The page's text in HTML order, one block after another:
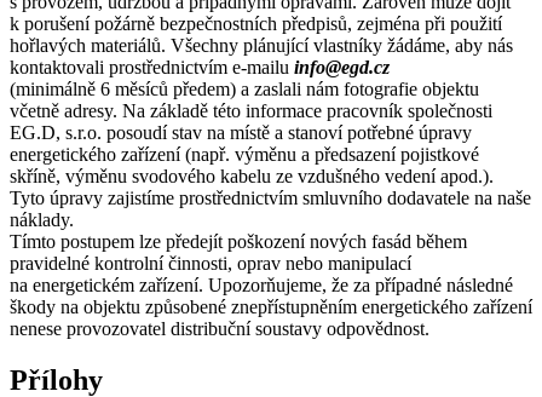
k porušení požárně bezpečnostních předpisů, zejména při použití
hořlavých materiálů. Všechny plánující vlastníky žádáme, aby nás
kontaktovali prostřednictvím e-mailu info@egd.cz
(minimálně 6 měsíců předem) a zaslali nám fotografie objektu
včetně adresy. Na základě této informace pracovník společnosti
EG.D, s.r.o. posoudí stav na místě a stanoví potřebné úpravy
energetického zařízení (např. výměnu a předsazení pojistkové
skříně, výměnu svodového kabelu ze vzdušného vedení apod.).
Tyto úpravy zajistíme prostřednictvím smluvního dodavatele na naše
náklady.
Tímto postupem lze předejít poškození nových fasád během
pravidelné kontrolní činnosti, oprav nebo manipulací
na energetickém zařízení. Upozorňujeme, že za případné následné
škody na objektu způsobené znepřístupněním energetického zařízení
nenese provozovatel distribuční soustavy odpovědnost.
Přílohy